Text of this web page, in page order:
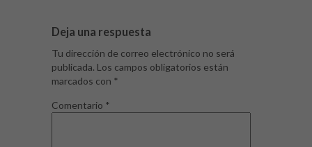
Deja una respuesta
Tu dirección de correo electrónico no será
publicada. Los campos obligatorios están
marcados con *
Comentario *